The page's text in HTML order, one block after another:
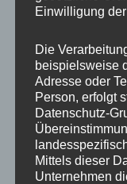
Objektiv
wohl
Zum einen
mehrfach
Einwilligung
Die
beispielsweise
Adresse oder
Person, erfolgt
Datenschutz-
Mittels dieser
Unternehmen